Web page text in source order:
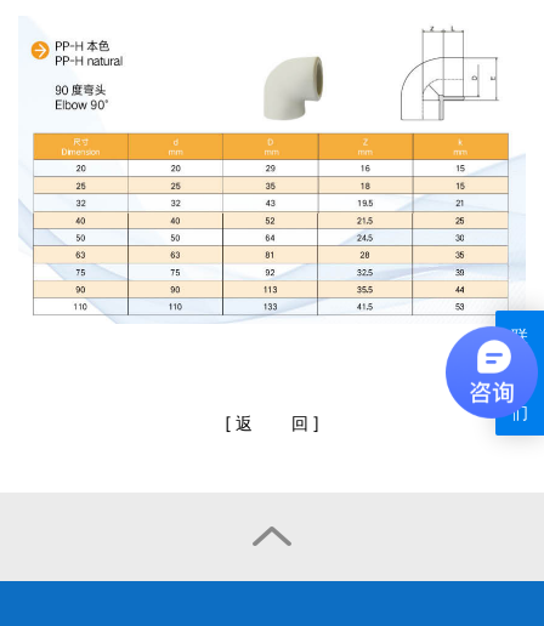
[ 返 回 ]

联
我
们